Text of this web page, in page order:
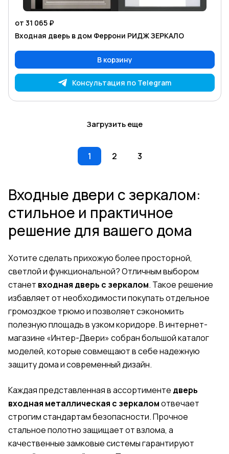
от 31 065 ₽
Входная дверь в дом Феррони РИДЖ ЗЕРКАЛО
В корзину
Консультация по Telegram
Загрузить еще
1 2 3
Входные двери с зеркалом:
стильное и практичное
решение для вашего дома
Хотите сделать прихожую более просторной,
светлой и функциональной? Отличным выбором
станет входная дверь с зеркалом. Такое решение
избавляет от необходимости покупать отдельное
громоздкое трюмо и позволяет сэкономить
полезную площадь в узком коридоре. В интернет-
магазине «Интер-Двери» собран большой каталог
моделей, которые совмещают в себе надежную
защиту дома и современный дизайн.
Каждая представленная в ассортименте дверь
входная металлическая с зеркаломотвечает
строгим стандартам безопасности. Прочное
стальное полотно защищает от взлома, а
качественные замковые системы гарантируют